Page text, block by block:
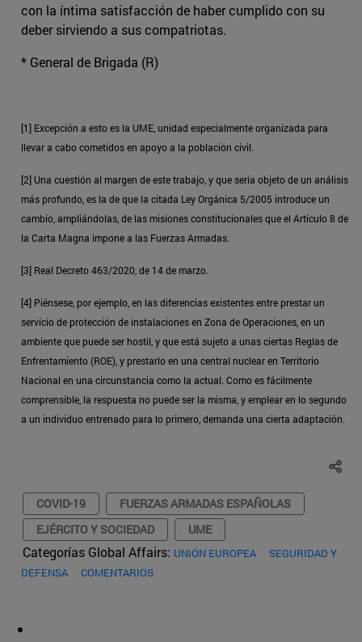
con la íntima satisfacción de haber cumplido con su
deber sirviendo a sus compatriotas.
* General de Brigada (R)
[1] Excepción a esto es la UME, unidad especialmente organizada para
llevar a cabo cometidos en apoyo a la población civil.
[2] Una cuestión al margen de este trabajo, y que sería objeto de un análisis
más profundo, es la de que la citada Ley Orgánica 5/2005 introduce un
cambio, ampliándolas, de las misiones constitucionales que el Artículo 8 de
la Carta Magna impone a las Fuerzas Armadas.
[3] Real Decreto 463/2020, de 14 de marzo.
[4] Piénsese, por ejemplo, en las diferencias existentes entre prestar un
servicio de protección de instalaciones en Zona de Operaciones, en un
ambiente que puede ser hostil, y que está sujeto a unas ciertas Reglas de
Enfrentamiento (ROE), y prestarlo en una central nuclear en Territorio
Nacional en una circunstancia como la actual. Como es fácilmente
comprensible, la respuesta no puede ser la misma, y emplear en lo segundo
a un individuo entrenado para lo primero, demanda una cierta adaptación.
COVID-19
FUERZAS ARMADAS ESPAÑOLAS
EJÉRCITO Y SOCIEDAD
UME
Categorías Global Affairs: UNIÓN EUROPEA
SEGURIDAD Y
DEFENSA
COMENTARIOS